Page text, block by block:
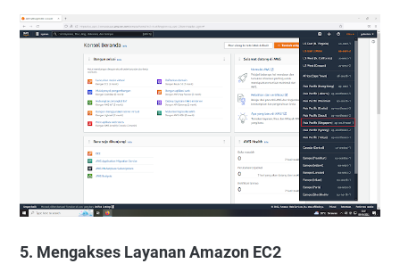
5. Mengakses Layanan Amazon EC2